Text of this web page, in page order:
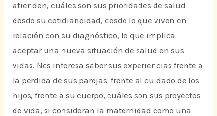
atienden, cuáles son sus prioridades de salud
desde su cotidianeidad, desde lo que viven en
relación con su diagnóstico, lo que implica
aceptar una nueva situación de salud en sus
vidas. Nos interesa saber sus experiencias frente a
la perdida de sus parejas, frente al cuidado de los
hijos, frente a su cuerpo, cuáles son sus proyectos
de vida, si consideran la maternidad como una